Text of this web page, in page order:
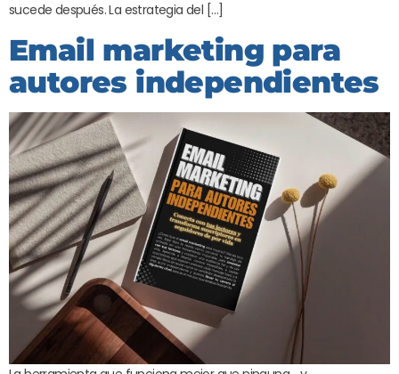
sucede después. La estrategia del […]
Email marketing para
autores independientes